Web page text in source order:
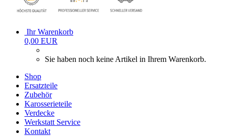
Ihr Warenkorb
0,00 EUR
Sie haben noch keine Artikel in Ihrem Warenkorb.
Shop
Ersatzteile
Zubehör
Karosserieteile
Verdecke
Werkstatt Service
Kontakt